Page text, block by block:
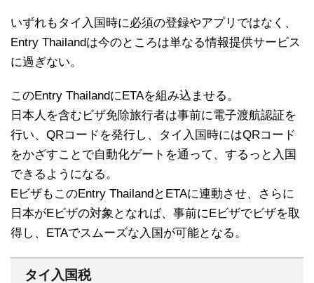
いずれもタイ入国時に必須の登録やアプリではなく、
Entry Thailandは今のところは単なる情報提供サービス
に過ぎない。
このEntry ThailandにETAを組み込ませる。
日本人を含むビザ免除旅行者は事前に電子渡航認証を
行い、QRコードを発行し、タイ入国時にはQRコード
をかざすことで自動化ゲートを通って、するっと入国
できるようになる。
EビザもこのEntry ThailandとETAに連動させ、さらに
日本がEビザの対象となれば、事前にEビザでビザを取
得し、ETAでスムーズな入国が可能となる。
タイ入国税